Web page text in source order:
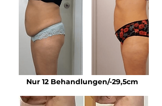
Nur 12 Behandlungen/-29,5cm